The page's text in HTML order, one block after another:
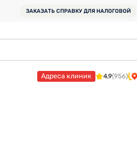
ЗАКАЗАТЬ СПРАВКУ ДЛЯ НАЛОГОВОЙ
Адреса клиник 4,9(956)